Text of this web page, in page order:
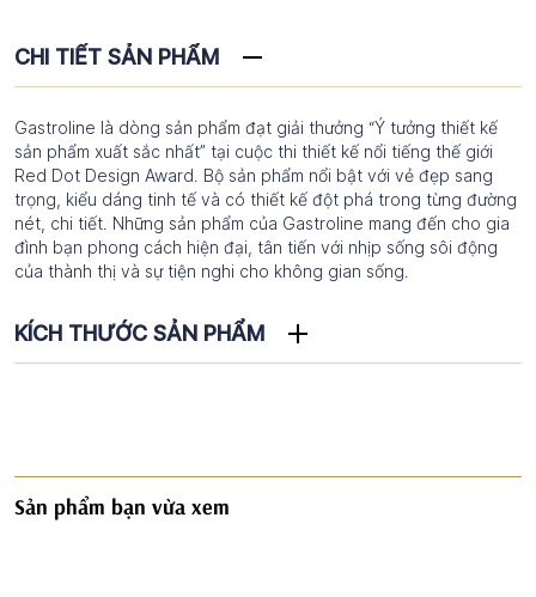
CHI TIẾT SẢN PHẨM
Gastroline là dòng sản phẩm đạt giải thưởng “Ý tưởng thiết kế
sản phẩm xuất sắc nhất” tại cuộc thi thiết kế nổi tiếng thế giới
Red Dot Design Award. Bộ sản phẩm nổi bật với vẻ đẹp sang
trọng, kiểu dáng tinh tế và có thiết kế đột phá trong từng đường
nét, chi tiết. Những sản phẩm của Gastroline mang đến cho gia
đình bạn phong cách hiện đại, tân tiến với nhịp sống sôi động
của thành thị và sự tiện nghi cho không gian sống.
KÍCH THƯỚC SẢN PHẨM
Sản phẩm bạn vừa xem